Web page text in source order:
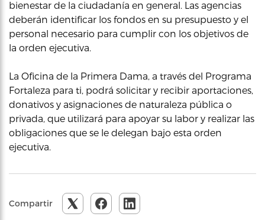
bienestar de la ciudadanía en general. Las agencias
deberán identificar los fondos en su presupuesto y el
personal necesario para cumplir con los objetivos de
la orden ejecutiva.
La Oficina de la Primera Dama, a través del Programa
Fortaleza para ti, podrá solicitar y recibir aportaciones,
donativos y asignaciones de naturaleza pública o
privada, que utilizará para apoyar su labor y realizar las
obligaciones que se le delegan bajo esta orden
ejecutiva.
Compartir